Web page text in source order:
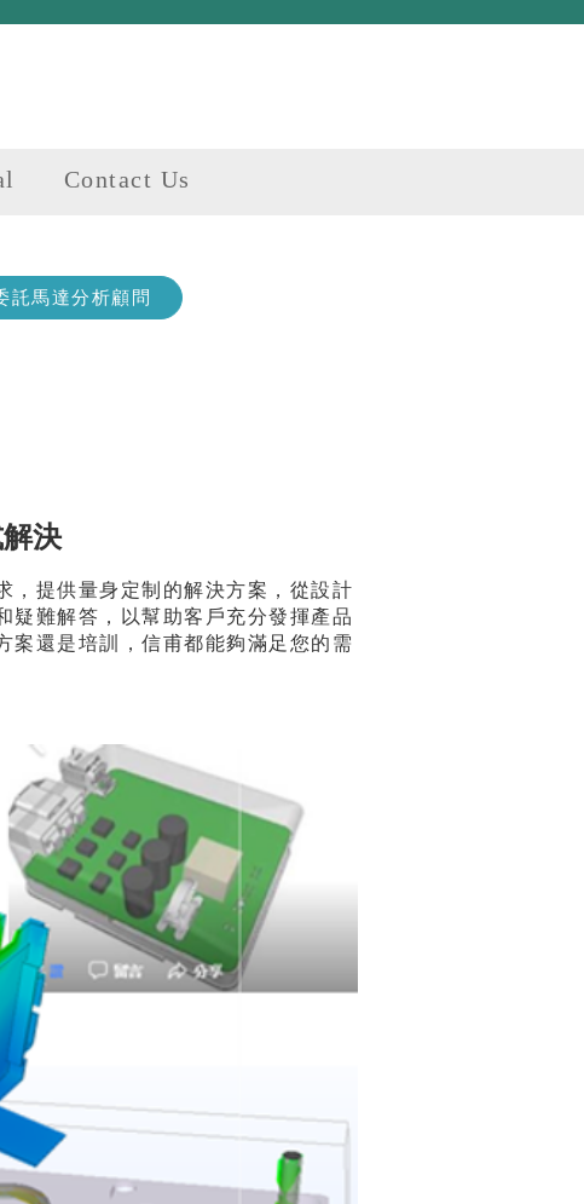
Contact Us
託馬達分析顧問
決
，提供量身定制的解決方案，從設計
疑難解答，以幫助客戶充分發揮產品
案還是培訓，信甫都能夠滿足您的需